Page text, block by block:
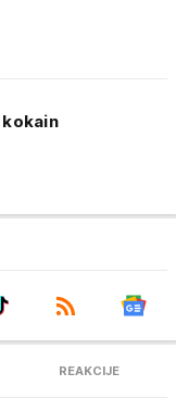
REAKCIJE